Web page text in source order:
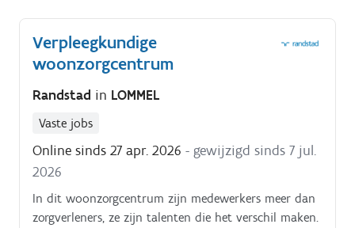
Verpleegkundige
woonzorgcentrum
Randstad in LOMMEL
Vaste jobs
Online sinds 27 apr. 2026 - gewijzigd sinds 7 jul.
2026
In dit woonzorgcentrum zijn medewerkers meer dan
zorgverleners, ze zijn talenten die het verschil maken.